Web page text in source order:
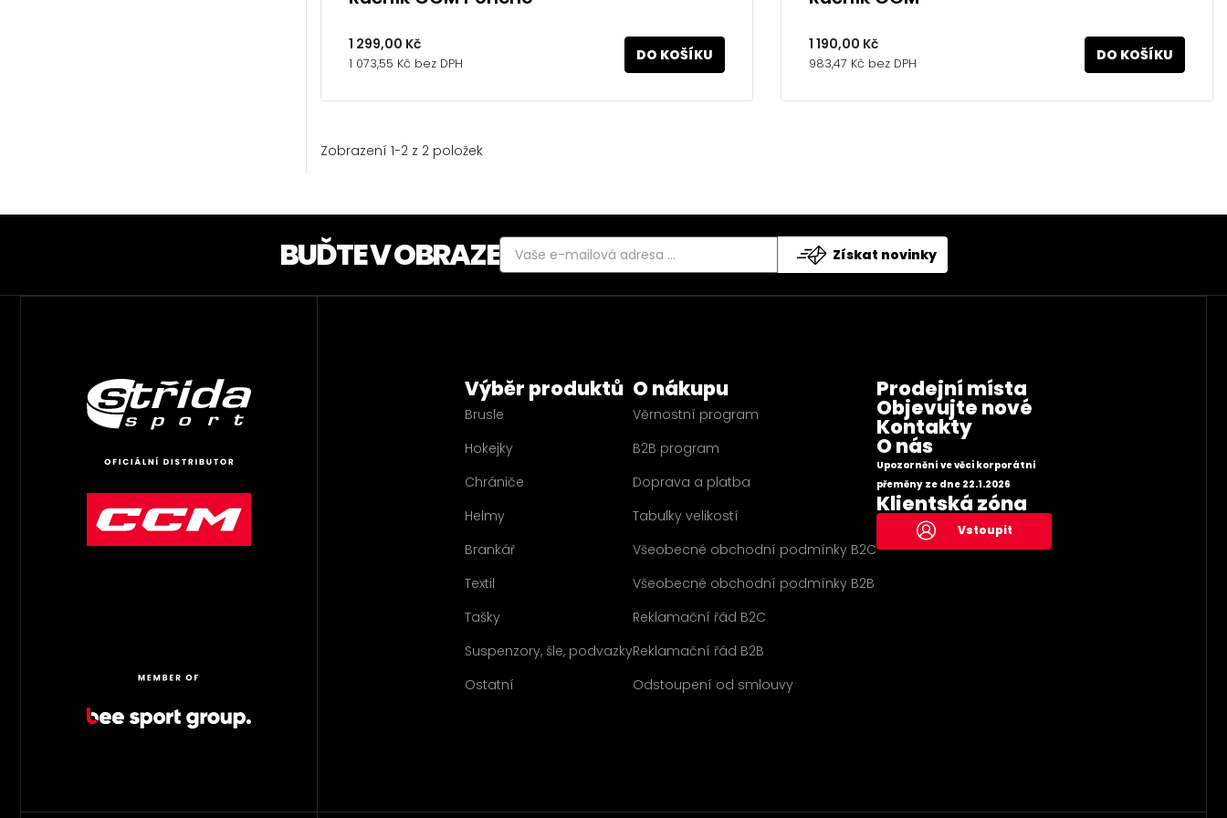
1 299,00 Kč
1 073,55 Kč bez DPH DO KOŠÍKU
1 190,00 Kč
983,47 Kč bez DPH DO KOŠÍKU
Zobrazení 1-2 z 2 položek
BUĎTE V OBRAZE Získat novinky
Výběr produktů
Brusle
Hokejky
Chrániče
Helmy
Brankář
Textil
Tašky
Suspenzory, šle, podvazky
Ostatní
O nákupu
Věrnostní program
B2B program
Doprava a platba
Tabulky velikostí
Všeobecné obchodní podmínky B2C
Všeobecné obchodní podmínky B2B
Reklamační řád B2C
Reklamační řád B2B
Odstoupení od smlouvy
Prodejní místa
Objevujte nové
Kontakty
O nás
Upozornění ve věci korporátní
přeměny ze dne 22.1.2026
Klientská zóna
Vstoupit